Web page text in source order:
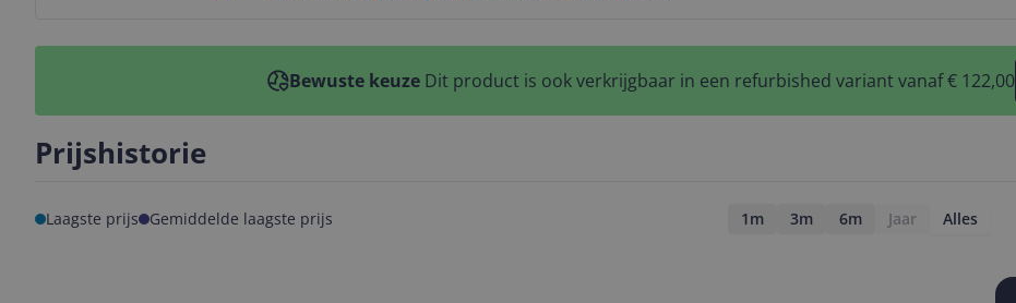
Bewuste keuze Dit product is ook verkrijgbaar in een refurbished variant vanaf € 122,00
Prijshistorie
Laagste prijs Gemiddelde laagste prijs 1m 3m 6m Jaar Alles